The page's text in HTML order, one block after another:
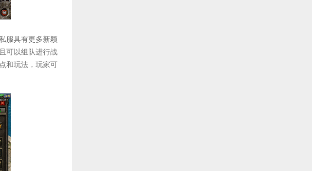
服具有更多新颖
可以组队进行战
和玩法，玩家可